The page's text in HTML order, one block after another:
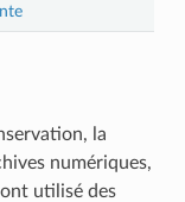
la
numériques,
utilisé des